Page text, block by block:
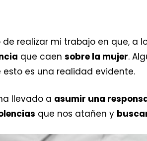
realizar mi trabajo en que, a
que caen sobre la mujer.
es una realidad evidente.
llevado a asumir una
que nos atañen y